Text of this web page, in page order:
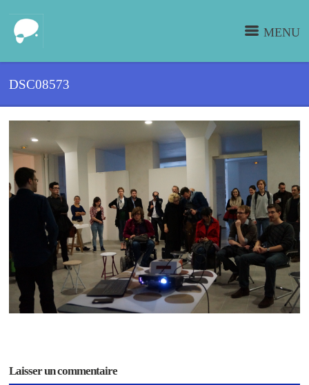
MENU
DSC08573
Laisser un commentaire